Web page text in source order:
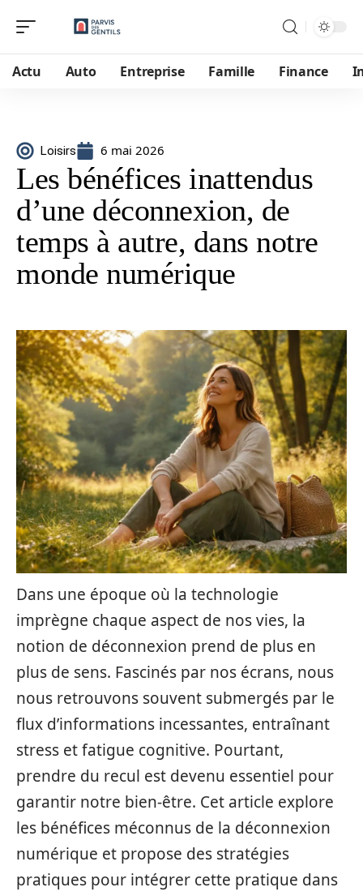
Actu Auto Entreprise Famille Finance
Loisirs 6 mai 2026
Les bénéfices inattendus
d’une déconnexion, de
temps à autre, dans notre
monde numérique
Dans une époque où la technologie
imprègne chaque aspect de nos vies, la
notion de déconnexion prend de plus en
plus de sens. Fascinés par nos écrans, nous
nous retrouvons souvent submergés par le
flux d’informations incessantes, entraînant
stress et fatigue cognitive. Pourtant,
prendre du recul est devenu essentiel pour
garantir notre bien-être. Cet article explore
les bénéfices méconnus de la déconnexion
numérique et propose des stratégies
pratiques pour intégrer cette pratique dans